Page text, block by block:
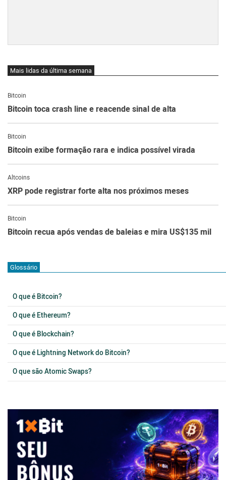
Mais lidas da última semana
Bitcoin
Bitcoin toca crash line e reacende sinal de alta
Bitcoin
Bitcoin exibe formação rara e indica possível virada
Altcoins
XRP pode registrar forte alta nos próximos meses
Bitcoin
Bitcoin recua após vendas de baleias e mira US$135 mil
Glossário
O que é Bitcoin?
O que é Ethereum?
O que é Blockchain?
O que é Lightning Network do Bitcoin?
O que são Atomic Swaps?